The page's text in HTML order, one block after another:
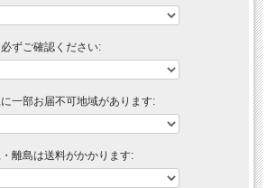
ずご確認ください:
一部お届不可地域があります:
離島は送料がかかります: